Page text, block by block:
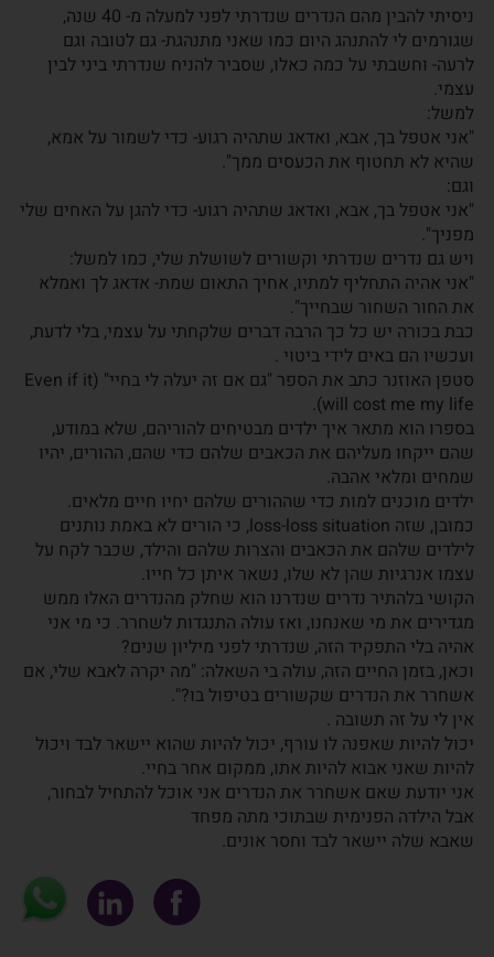
ניסיתי להבין מהם הנדרים שנדרתי לפני למעלה מ- 40 שנה,
שגורמים לי להתנהג היום כמו שאני מתנהגת- גם לטובה וגם
לרעה- וחשבתי על כמה כאלו, שסביר להניח שנדרתי ביני לבין
עצמי.
למשל:
"אני אטפל בך, אבא, ואדאג שתהיה רגוע- כדי לשמור על אמא,
שהיא לא תחטוף את הכעסים ממך".
וגם:
"אני אטפל בך, אבא, ואדאג שתהיה רגוע- כדי להגן על האחים שלי
מפניך".
ויש גם נדרים שנדרתי וקשורים לשושלת שלי, כמו למשל:
"אני אהיה התחליף למתיו, אחיך התאום שמת- אדאג לך ואמלא
את החור השחור שבחייך".
כבת בכורה יש כל כך הרבה דברים שלקחתי על עצמי, בלי לדעת,
ועכשיו הם באים לידי ביטוי .
סטפן האוזנר כתב את הספר "גם אם זה יעלה לי בחיי" (Even if it
will cost me my life).
בספרו הוא מתאר איך ילדים מבטיחים להוריהם, שלא במודע,
שהם ייקחו מעליהם את הכאבים שלהם כדי שהם, ההורים, יהיו
שמחים ומלאי אהבה.
ילדים מוכנים למות כדי שההורים שלהם יחיו חיים מלאים.
כמובן, שזה loss-loss situation, כי הורים לא באמת נותנים
לילדים שלהם את הכאבים והצרות שלהם והילד, שכבר לקח על
עצמו אנרגיות שהן לא שלו, נשאר איתן כל חייו.
הקושי בלהתיר נדרים שנדרנו הוא שחלק מהנדרים האלו ממש
מגדירים את מי שאנחנו, ואז עולה התנגדות לשחרר. כי מי אני
אהיה בלי התפקיד הזה, שנדרתי לפני מיליון שנים?
וכאן, בזמן החיים הזה, עולה בי השאלה: "מה יקרה לאבא שלי, אם
אשחרר את הנדרים שקשורים בטיפול בו?".
אין לי על זה תשובה .
יכול להיות שאפנה לו עורף, יכול להיות שהוא יישאר לבד ויכול
להיות שאני אבוא להיות אתו, ממקום אחר בחיי.
אני יודעת שאם אשחרר את הנדרים אני אוכל להתחיל לבחור,
אבל הילדה הפנימית שבתוכי מתה מפחד
שאבא שלה יישאר לבד וחסר אונים.